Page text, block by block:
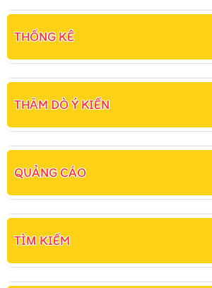
THỐNG KÊ
THĂM DÒ Ý KIẾN
QUẢNG CÁO
TÌM KIẾM